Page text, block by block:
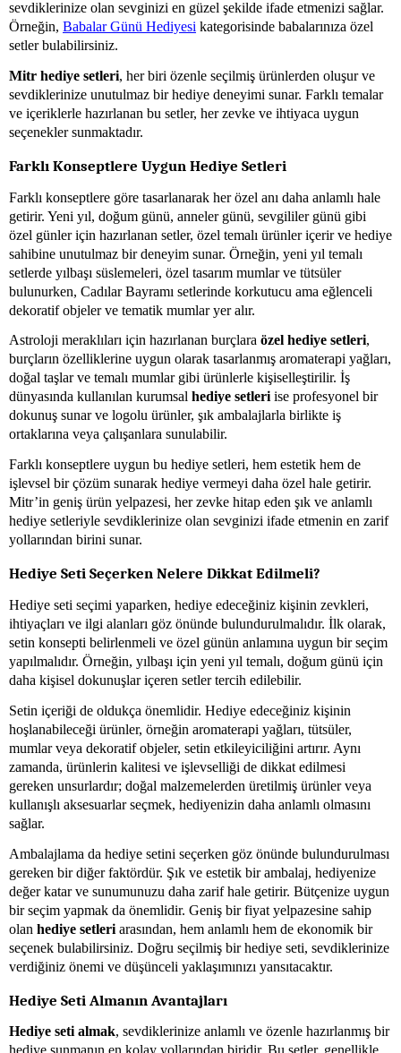
sevdiklerinize olan sevginizi en güzel şekilde ifade etmenizi sağlar.
Örneğin, Babalar Günü Hediyesi kategorisinde babalarınıza özel
setler bulabilirsiniz.
Mitr hediye setleri, her biri özenle seçilmiş ürünlerden oluşur ve
sevdiklerinize unutulmaz bir hediye deneyimi sunar. Farklı temalar
ve içeriklerle hazırlanan bu setler, her zevke ve ihtiyaca uygun
seçenekler sunmaktadır.
Farklı Konseptlere Uygun Hediye Setleri
Farklı konseptlere göre tasarlanarak her özel anı daha anlamlı hale
getirir. Yeni yıl, doğum günü, anneler günü, sevgililer günü gibi
özel günler için hazırlanan setler, özel temalı ürünler içerir ve hediye
sahibine unutulmaz bir deneyim sunar. Örneğin, yeni yıl temalı
setlerde yılbaşı süslemeleri, özel tasarım mumlar ve tütsüler
bulunurken, Cadılar Bayramı setlerinde korkutucu ama eğlenceli
dekoratif objeler ve tematik mumlar yer alır.
Astroloji meraklıları için hazırlanan burçlara özel hediye setleri,
burçların özelliklerine uygun olarak tasarlanmış aromaterapi yağları,
doğal taşlar ve temalı mumlar gibi ürünlerle kişiselleştirilir. İş
dünyasında kullanılan kurumsal hediye setleri ise profesyonel bir
dokunuş sunar ve logolu ürünler, şık ambalajlarla birlikte iş
ortaklarına veya çalışanlara sunulabilir.
Farklı konseptlere uygun bu hediye setleri, hem estetik hem de
işlevsel bir çözüm sunarak hediye vermeyi daha özel hale getirir.
Mitr’in geniş ürün yelpazesi, her zevke hitap eden şık ve anlamlı
hediye setleriyle sevdiklerinize olan sevginizi ifade etmenin en zarif
yollarından birini sunar.
Hediye Seti Seçerken Nelere Dikkat Edilmeli?
Hediye seti seçimi yaparken, hediye edeceğiniz kişinin zevkleri,
ihtiyaçları ve ilgi alanları göz önünde bulundurulmalıdır. İlk olarak,
setin konsepti belirlenmeli ve özel günün anlamına uygun bir seçim
yapılmalıdır. Örneğin, yılbaşı için yeni yıl temalı, doğum günü için
daha kişisel dokunuşlar içeren setler tercih edilebilir.
Setin içeriği de oldukça önemlidir. Hediye edeceğiniz kişinin
hoşlanabileceği ürünler, örneğin aromaterapi yağları, tütsüler,
mumlar veya dekoratif objeler, setin etkileyiciliğini artırır. Aynı
zamanda, ürünlerin kalitesi ve işlevselliği de dikkat edilmesi
gereken unsurlardır; doğal malzemelerden üretilmiş ürünler veya
kullanışlı aksesuarlar seçmek, hediyenizin daha anlamlı olmasını
sağlar.
Ambalajlama da hediye setini seçerken göz önünde bulundurulması
gereken bir diğer faktördür. Şık ve estetik bir ambalaj, hediyenize
değer katar ve sunumunuzu daha zarif hale getirir. Bütçenize uygun
bir seçim yapmak da önemlidir. Geniş bir fiyat yelpazesine sahip
olan hediye setleri arasından, hem anlamlı hem de ekonomik bir
seçenek bulabilirsiniz. Doğru seçilmiş bir hediye seti, sevdiklerinize
verdiğiniz önemi ve düşünceli yaklaşımınızı yansıtacaktır.
Hediye Seti Almanın Avantajları
Hediye seti almak, sevdiklerinize anlamlı ve özenle hazırlanmış bir